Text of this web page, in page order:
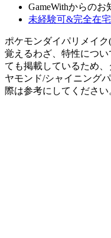
GameWithからのお
未経験可&完全在
ポケモンダイパリメイ
覚えるわざ、特性につ
ても掲載しているため
ヤモンド/シャイニング
際は参考にしてください